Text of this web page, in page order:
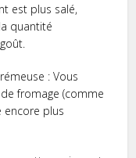
est plus salé,
quantité
: Vous
fromage (comme
encore plus